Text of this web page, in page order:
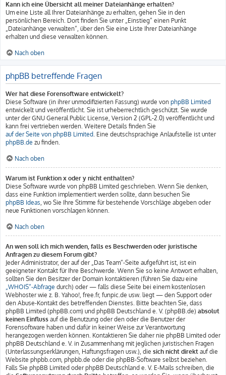
Kann ich eine Übersicht all meiner Dateianhänge erhalten?
Um eine Liste all Ihrer Dateianhänge zu erhalten, gehen Sie in den
persönlichen Bereich. Dort finden Sie unter „Einstieg“ einen Punkt
„Dateianhänge verwalten“, über den Sie eine Liste Ihrer Dateianhänge
erhalten und diese verwalten können.
Nach oben
phpBB betreffende Fragen
Wer hat diese Forensoftware entwickelt?
Diese Software (in ihrer unmodifizierten Fassung) wurde von phpBB Limited
entwickelt und veröffentlicht. Sie ist urheberrechtlich geschützt. Sie wurde
unter der GNU General Public License, Version 2 (GPL-2.0) veröffentlicht und
kann frei vertrieben werden. Weitere Details finden Sie
auf der Seite von phpBB Limited. Eine deutschsprachige Anlaufstelle ist unter
phpBB.de zu finden.
Nach oben
Warum ist Funktion x oder y nicht enthalten?
Diese Software wurde von phpBB Limited geschrieben. Wenn Sie denken,
dass eine Funktion implementiert werden sollte, dann besuchen Sie
phpBB Ideas, wo Sie Ihre Stimme für bestehende Vorschläge abgeben oder
neue Funktionen vorschlagen können.
Nach oben
An wen soll ich mich wenden, falls es Beschwerden oder juristische
Anfragen zu diesem Forum gibt?
Jeder Administrator, der auf der „Das Team“-Seite aufgeführt ist, ist ein
geeigneter Kontakt für Ihre Beschwerde. Wenn Sie so keine Antwort erhalten,
sollten Sie den Besitzer der Domain kontaktieren (führen Sie dazu eine
„WHOIS“-Abfrage durch) oder — falls diese Seite bei einem kostenlosen
Webhoster wie z. B. Yahoo!, free.fr, funpic.de usw. liegt — den Support oder
den Abuse-Kontakt des betreffenden Dienstes. Bitte beachten Sie, dass
phpBB Limited (phpBB.com) und phpBB Deutschland e. V. (phpBB.de) absolut
keinen Einfluss auf die Benutzung oder den oder die Benutzer der
Forensoftware haben und dafür in keiner Weise zur Verantwortung
herangezogen werden können. Kontaktieren Sie daher nie phpBB Limited oder
phpBB Deutschland e. V. in Zusammenhang mit jeglichen juristischen Fragen
(Unterlassungserklärungen, Haftungsfragen usw.), die sich nicht direkt auf die
Website phpbb.com, phpbb.de oder die phpBB-Software selbst beziehen.
Falls Sie phpBB Limited oder phpBB Deutschland e. V. E-Mails schreiben, die